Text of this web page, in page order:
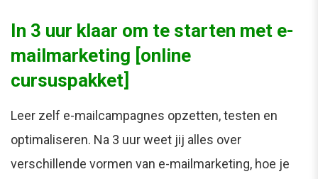
In 3 uur klaar om te starten met e-
mailmarketing [online
cursuspakket]
Leer zelf e-mailcampagnes opzetten, testen en
optimaliseren. Na 3 uur weet jij alles over
verschillende vormen van e-mailmarketing, hoe je